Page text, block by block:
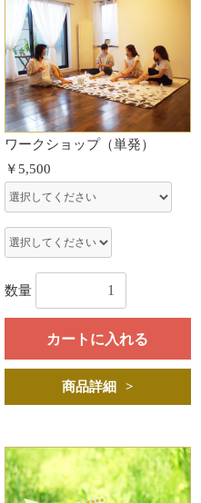
ワークショップ（単発）
￥5,500
数量
カートに入れる
商品詳細